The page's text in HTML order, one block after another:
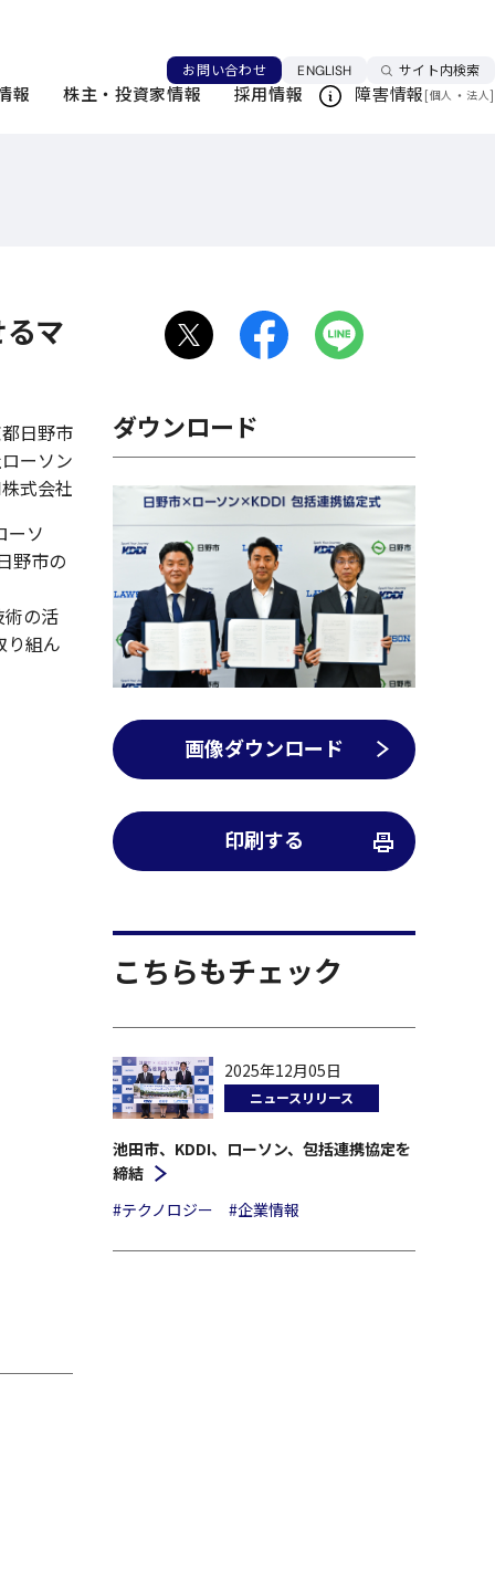
お問い合わせ ENGLISH言語を切り替える
サイト内検索
報 株主・投資家情報 採用情報 障害情報[個人 ・ 法人]
マ
日野市
ーソン
式会社
ーソ
野市の
術の活
り組ん
ダウンロード
画像ダウンロード
印刷する
こちらもチェック
2025年12月05日
ニュースリリース
池田市、KDDI、ローソン、包括連携協定を
締結
#テクノロジー
#企業情報